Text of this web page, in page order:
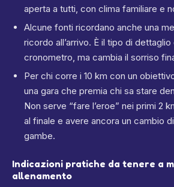
aperta a tutti, con clima familiare e
Alcune fonti ricordano anche una
ricordo all’arrivo. È il tipo di
cronometro, ma cambia il sorriso
Per chi corre i 10 km con un
una gara che premia chi sa stare
Non serve “fare l’eroe” nei primi 2
al finale e avere ancora un cambio
gambe.
Indicazioni pratiche da tenere a
allenamento